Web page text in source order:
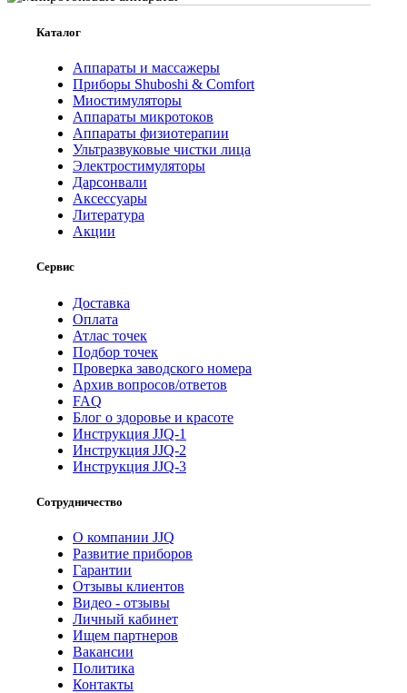
Каталог
Аппараты и массажеры
Приборы Shuboshi & Comfort
Миостимуляторы
Аппараты микротоков
Аппараты физиотерапии
Ультразвуковые чистки лица
Электростимуляторы
Дарсонвали
Аксессуары
Литература
Акции
Сервис
Доставка
Оплата
Атлас точек
Подбор точек
Проверка заводского номера
Архив вопросов/ответов
FAQ
Блог о здоровье и красоте
Инструкция JJQ-1
Инструкция JJQ-2
Инструкция JJQ-3
Сотрудничество
О компании JJQ
Развитие приборов
Гарантии
Отзывы клиентов
Видео - отзывы
Личный кабинет
Ищем партнеров
Вакансии
Политика
Контакты